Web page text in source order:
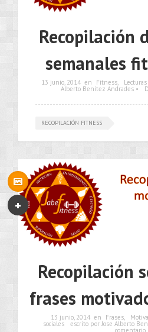
Recopilación
semanales
13 junio, 2014 en Fitness,
Alberto Benítez Andrades •
RECOPILACIÓN FITNESS
Recopilación
frases
13 junio, 2014 en Frases,
sociales escrito por Jose Alberto
comentario